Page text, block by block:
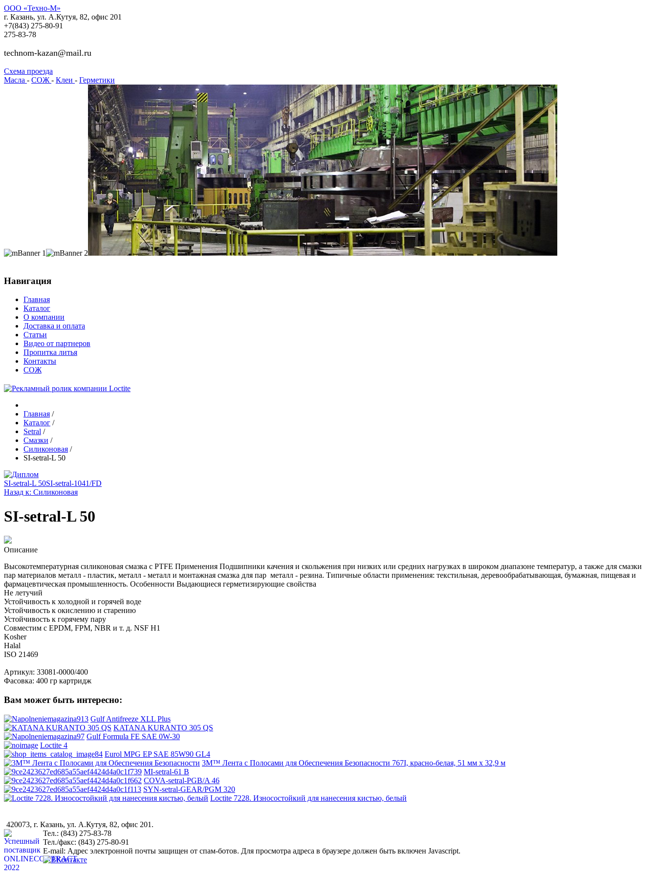
ООО «Техно-М»
г. Казань, ул. А.Кутуя, 82, офис 201
+7(843) 275-80-91
275-83-78
technom-kazan@mail.ru
Cхема проезда
Масла - СОЖ - Клеи - Герметики
Навигация
Главная
Каталог
О компании
Доставка и оплата
Статьи
Видео от партнеров
Пропитка литья
Контакты
СОЖ
Главная /
Каталог /
Setral /
Смазки /
Силиконовая /
SI-setral-L 50
SI-setral-L 50SI-setral-1041/FD
Назад к: Силиконовая
SI-setral-L 50
Описание
Высокотемпературная силиконовая смазка с PTFE Применения Подшипники качения и скольжения при низких или средних нагрузках в широком диапазоне температур, а также для смазки
пар материалов металл - пластик, металл - металл и монтажная смазка для пар металл - резина. Типичные области применения: текстильная, деревообрабатывающая, бумажная, пищевая и
фармацевтическая промышленность. Особенности Выдающиеся герметизирующие свойства
Не летучий
Устойчивость к холодной и горячей воде
Устойчивость к окислению и старению
Устойчивость к горячему пару
Совместим с EPDM, FPM, NBR и т. д. NSF H1
Kosher
Halal
ISO 21469
Артикул: 33081-0000/400
Фасовка: 400 гр картридж
Вам может быть интересно:
Gulf Antifreeze XLL Plus
KATANA KURANTO 305 QS
Gulf Formula FE SAE 0W-30
Loctite 4
Eurol MPG EP SAE 85W90 GL4
3M™ Лента с Полосами для Обеспечения Безопасности 767I, красно-белая, 51 мм х 32,9 м
MI-setral-61 B
COVA-setral-PGB/A 46
SYN-setral-GEAR/PGM 320
Loctite 7228. Износостойкий для нанесения кистью, белый
420073, г. Казань, ул. А.Кутуя, 82, офис 201.
Тел.: (843) 275-83-78
Тел./факс: (843) 275-80-91
Е-mail: Адрес электронной почты защищен от спам-ботов. Для просмотра адреса в браузере должен быть включен Javascript.